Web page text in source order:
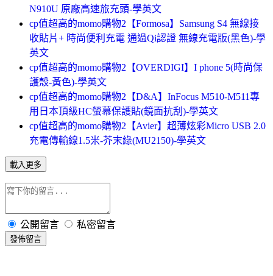
N910U 原廠高速旅充頭-學英文
cp值超高的momo購物2【Formosa】Samsung S4 無線接
收貼片+ 時尚便利充電 通過Qi認證 無線充電版(黑色)-學
英文
cp值超高的momo購物2【OVERDIGI】I phone 5(時尚保
護殼-黃色)-學英文
cp值超高的momo購物2【D&A】InFocus M510-M511專
用日本頂級HC螢幕保護貼(鏡面抗刮)-學英文
cp值超高的momo購物2【Avier】超薄炫彩Micro USB 2.0
充電傳輸線1.5米-芥末綠(MU2150)-學英文
載入更多
公開留言 私密留言
發佈留言